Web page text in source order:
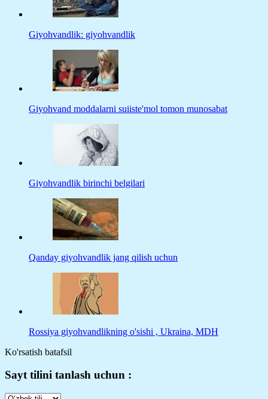
Giyohvandlik: giyohvandlik
Giyohvand moddalarni suiiste'mol tomon munosabat
Giyohvandlik birinchi belgilari
Qanday giyohvandlik jang qilish uchun
Rossiya giyohvandlikning o'sishi , Ukraina, MDH
Ko'rsatish batafsil
Sayt tilini tanlash uchun :